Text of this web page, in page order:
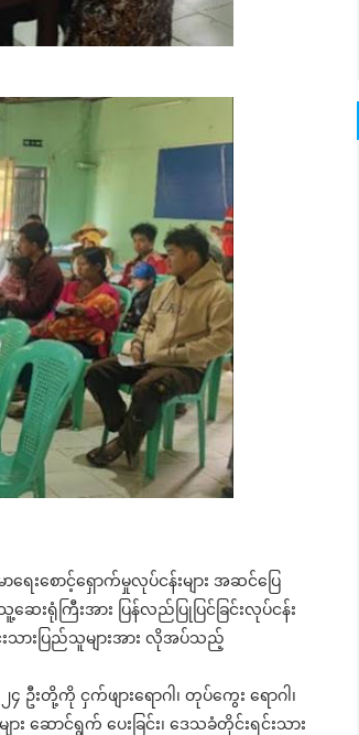
ရေးစောင့်ရှောက်မှုလုပ်ငန်းများ အဆင်ပြေ
းရုံကြီးအား ပြန်လည်ပြုပြင်ခြင်းလုပ်ငန်း
သားပြည်သူများအား လိုအပ်သည့်
းတို့ကို ငှက်ဖျားရောဂါ၊ တုပ်ကွေး ရောဂါ၊
ောင်ရွက် ပေးခြင်း၊ ဒေသခံတိုင်းရင်းသား